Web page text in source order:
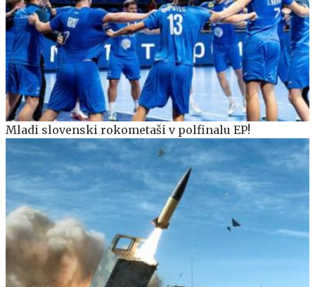
Mladi slovenski rokometaši v polfinalu EP!